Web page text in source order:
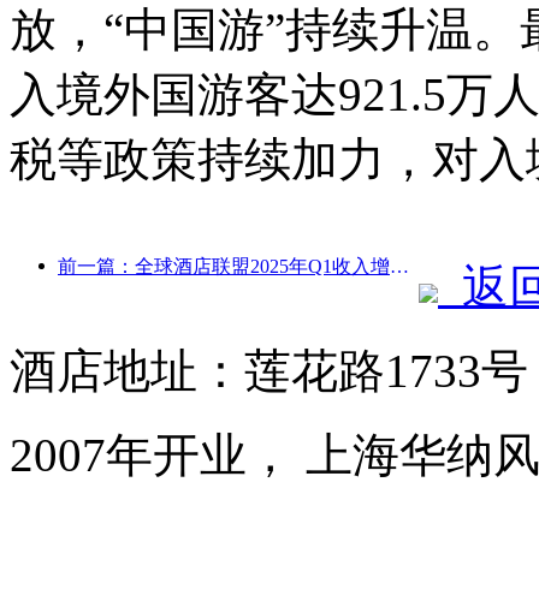
放，“中国游”持续升温
入境外国游客达921.5万
税等政策持续加力，对
前一篇：全球酒店联盟2025年Q1收入增长15%
返
酒店地址：莲花路1733
2007年开业， 上海华